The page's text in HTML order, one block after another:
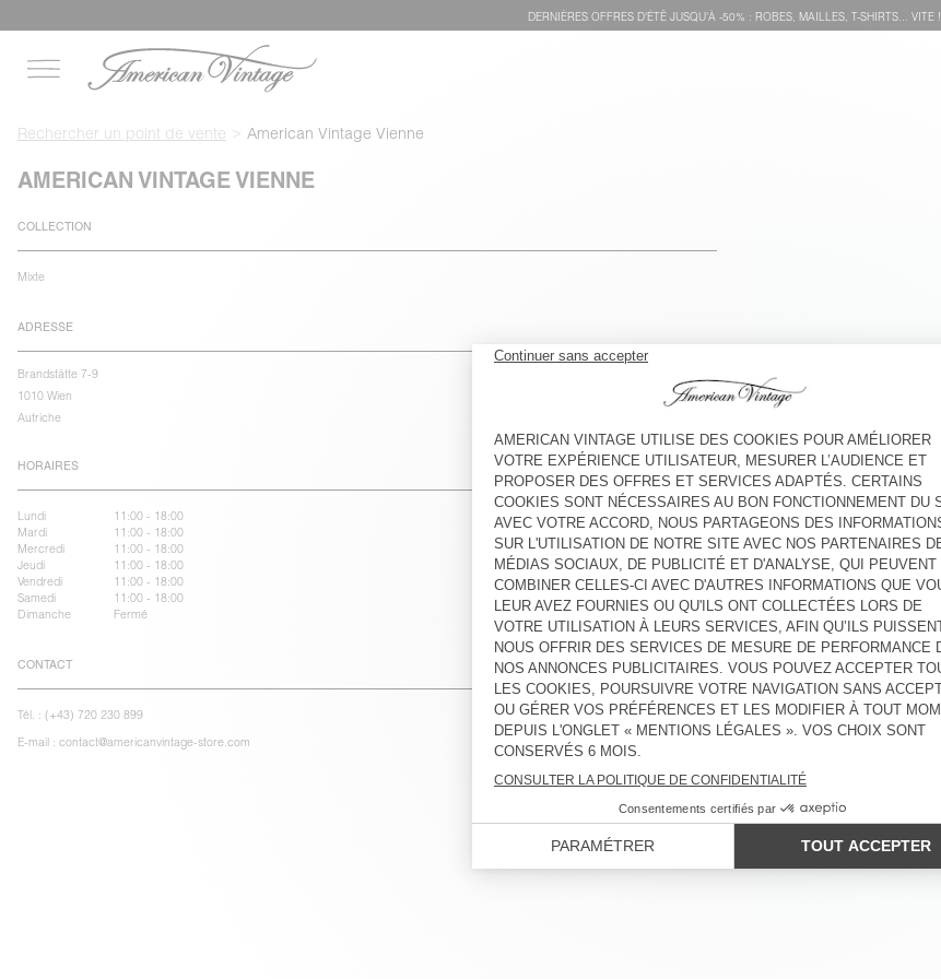
DERNIÈRES OFFRES D'ÉTÊ JUSQU'À -50% : ROBES, MAILLES, T-SHIRTS... VITE !
Rechercher un point de vente American Vintage Vienne
AMERICAN VINTAGE VIENNE
COLLECTION
Mixte
ADRESSE
Brandstätte 7-9
1010 Wien
Autriche
HORAIRES
Lundi
11:00 - 18:00
Mardi
11:00 - 18:00
Mercredi
11:00 - 18:00
Jeudi
11:00 - 18:00
Vendredi
11:00 - 18:00
Samedi
11:00 - 18:00
Dimanche
Fermé
CONTACT
Tél. : (+43) 720 230 899
E-mail : contact@americanvintage-store.com